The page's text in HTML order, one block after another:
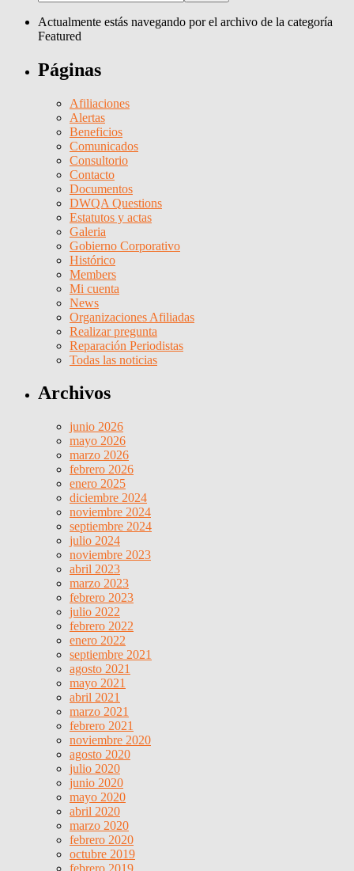
Actualmente estás navegando por el archivo de la categoría
Featured
Páginas
Afiliaciones
Alertas
Beneficios
Comunicados
Consultorio
Contacto
Documentos
DWQA Questions
Estatutos y actas
Galeria
Gobierno Corporativo
Histórico
Members
Mi cuenta
News
Organizaciones Afiliadas
Realizar pregunta
Reparación Periodistas
Todas las noticias
Archivos
junio 2026
mayo 2026
marzo 2026
febrero 2026
enero 2025
diciembre 2024
noviembre 2024
septiembre 2024
julio 2024
noviembre 2023
abril 2023
marzo 2023
febrero 2023
julio 2022
febrero 2022
enero 2022
septiembre 2021
agosto 2021
mayo 2021
abril 2021
marzo 2021
febrero 2021
noviembre 2020
agosto 2020
julio 2020
junio 2020
mayo 2020
abril 2020
marzo 2020
febrero 2020
octubre 2019